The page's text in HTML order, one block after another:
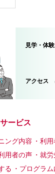
見学・体
アクセス
サービス
ング内容
利用
用者の声
就労
る
プログラム